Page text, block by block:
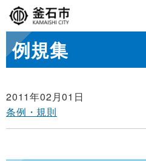
例規集
2011年02月01日
条例・規則